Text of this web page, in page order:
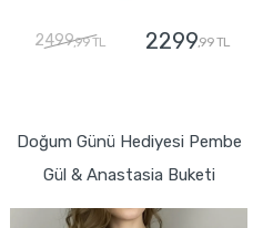
2499,99 TL 2299,99 TL
Doğum Günü Hediyesi Pembe
Gül & Anastasia Buketi